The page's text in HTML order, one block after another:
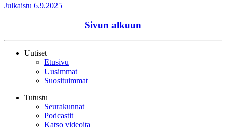
Julkaistu 6.9.2025
Sivun alkuun
Uutiset
Etusivu
Uusimmat
Suosituimmat
Tutustu
Seurakunnat
Podcastit
Katso videoita